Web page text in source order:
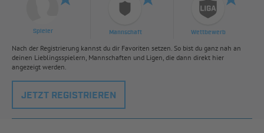
Spieler Mannschaft Wettbewerb
Nach der Registrierung kannst du dir Favoriten setzen. So bist du ganz nah an
deinen Lieblingsspielern, Mannschaften und Ligen, die dann direkt hier
angezeigt werden.
JETZT REGISTRIEREN